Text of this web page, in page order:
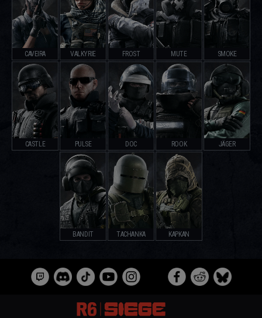
CAVEIRA VALKYRIE FROST MUTE SMOKE
CASTLE PULSE DOC ROOK JÄGER
BANDIT TACHANKA KAPKAN